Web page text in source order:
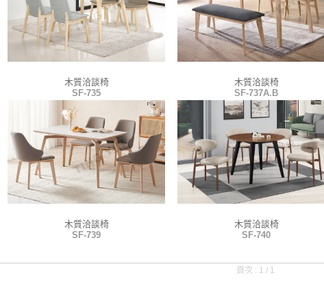
木質洽談椅
SF-735
木質洽談椅
SF-737A.B
木質洽談椅
SF-739
木質洽談椅
SF-740
頁次 : 1 / 1